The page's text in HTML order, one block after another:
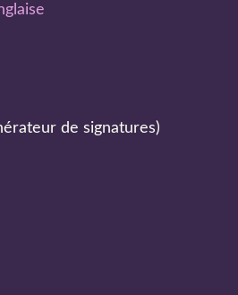
de signatures)